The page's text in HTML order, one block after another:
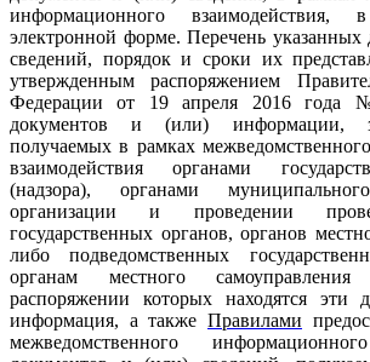
информационного
электронной форме. Перечень
сведений, порядок и сроки их
утвержденнымраспоряжением
Федерации от 19 апреля 2016 года
документов и (или) информации,
получаемых в рамках
взаимодействия органами
(надзора), органами
организации и проведении
государственных органов, органов
либо подведомственных
органам местного
распоряжении которых находятся
информация, а также Правилами
межведомственного